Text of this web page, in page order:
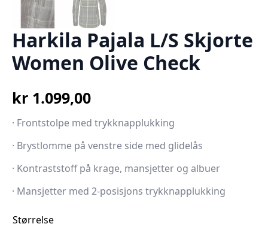
Harkila Pajala L/S Skjorte
Women Olive Check
kr 1.099,00
· Frontstolpe med trykknapplukking
· Brystlomme på venstre side med glidelås
· Kontraststoff på krage, mansjetter og albuer
· Mansjetter med 2-posisjons trykknapplukking
Størrelse